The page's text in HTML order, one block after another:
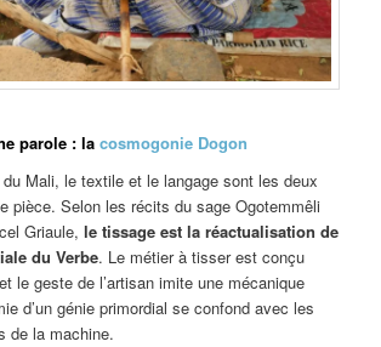
parole : lacosmogonie Dogon
Mali, le textile et le langage sont les deux
pièce. Selon les récits du sage Ogotemmêli
Griaule,le tissage est la réactualisation de
du Verbe. Le métier à tisser est conçu
le geste de l’artisan imite une mécanique
d’un génie primordial se confond avec les
de la machine.